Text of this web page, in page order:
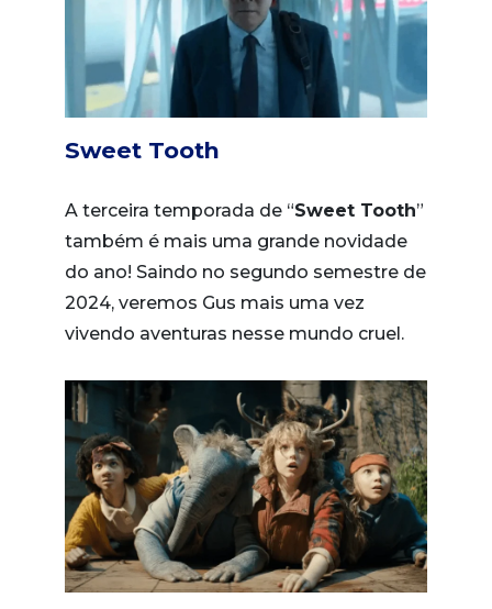
Sweet Tooth
A terceira temporada de “Sweet Tooth”
também é mais uma grande novidade
do ano! Saindo no segundo semestre de
2024, veremos Gus mais uma vez
vivendo aventuras nesse mundo cruel.